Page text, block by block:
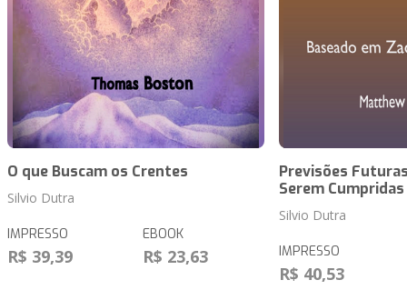
O que Buscam os Crentes
Silvio Dutra
IMPRESSO
R$ 39,39
EBOOK
R$ 23,63
Previsões
Serem Cumpridas
Silvio Dutra
IMPRESSO
R$ 40,53